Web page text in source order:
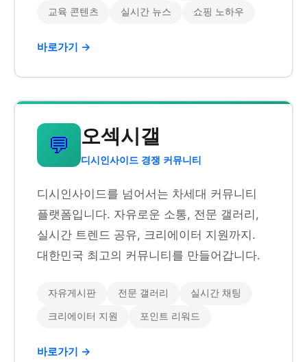
교육 콘텐츠 실시간 뉴스 쇼핑 노하우
바로가기 →
💬 오섹시갤
디시인사이드 경쟁 커뮤니티
디시인사이드를 넘어서는 차세대 커뮤니티
플랫폼입니다. 자유로운 소통, 전문 갤러리,
실시간 트렌드 공유, 크리에이터 지원까지.
대한민국 최고의 커뮤니티를 만들어갑니다.
자유게시판 전문 갤러리 실시간 채팅
크리에이터 지원 포인트 리워드
바로가기 →